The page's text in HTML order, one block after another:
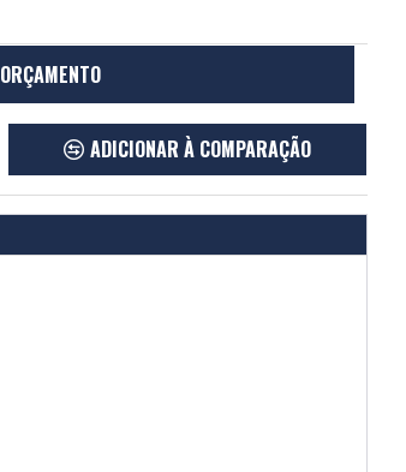
ORÇAMENTO
ADICIONAR À COMPARAÇÃO